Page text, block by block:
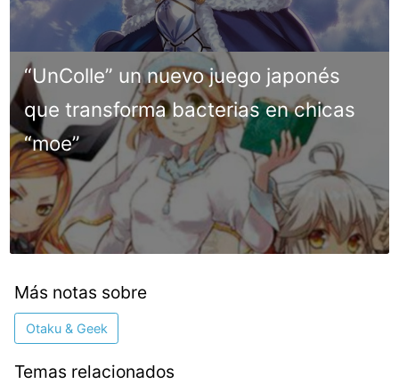
“UnColle” un nuevo juego japonés
que transforma bacterias en chicas
“moe”
Más notas sobre
Otaku & Geek
Temas relacionados